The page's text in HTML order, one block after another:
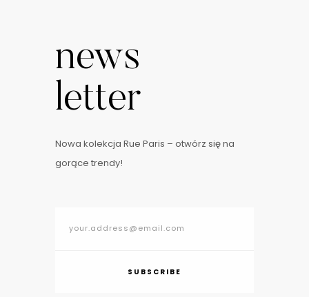
news
letter
Nowa kolekcja Rue Paris – otwórz się na
gorące trendy!
SUBSCRIBE